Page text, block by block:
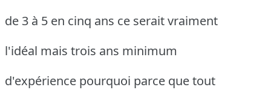
de 3 à 5 en cinq ans ce serait vraiment
l'idéal mais trois ans minimum
d'expérience pourquoi parce que tout